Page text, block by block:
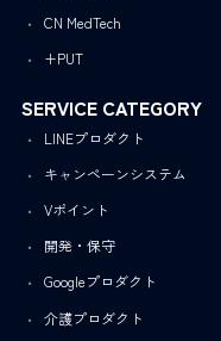
CN MedTech
+PUT
SERVICE CATEGORY
LINEプロダクト
キャンペーンシステム
Vポイント
開発・保守
Googleプロダクト
介護プロダクト